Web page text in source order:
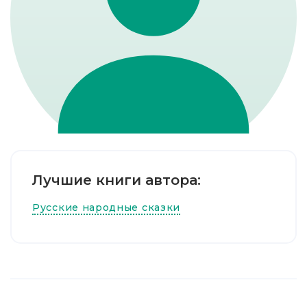
Лучшие книги автора:
Русские народные сказки